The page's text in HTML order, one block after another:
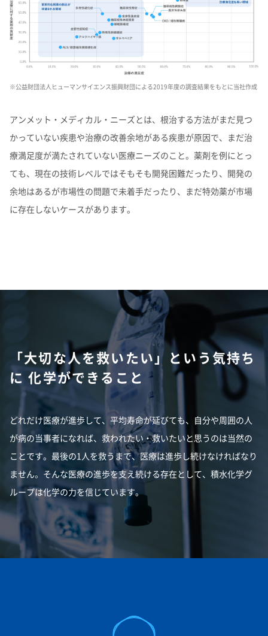
SEKISUI｜Connect with
コーポレート・ベンチャー・キ
企業広告
女子陸上競技部
挑戦のTASUKI
住宅受注速報
株式に関するお手続きのご案内
定款・株式取扱規則
電子公告
さらなる成長へ
株主還元について
IRカレンダー
IRお問い合わせ
株主・投資家情報サイトマップ
用語集
IRポリシー
免責事項
投資家コミュニケーション一覧
社長メッセージ
早わかり！
サステナビリティレポート202
5
事業セグメント
※公益財団法人ヒューマンサイエンス振興財団による2019年度の調査結果をもとに当社作成
アンメット・メディカル・ニーズとは、根治する方法がまだ見つ
かっていない疾患や治療の改善余地がある疾患が原因で、まだ治
療満足度が満たされていない医療ニーズのこと。薬剤を例にとっ
ても、現在の技術レベルではそもそも開発困難だったり、開発の
余地はあるが市場性の問題で未着手だったり、まだ特効薬が市場
に存在しないケースがあります。
「大切な人を救いたい」という気持ち
に 化学ができること
どれだけ医療が進歩して、平均寿命が延びても、自分や周囲の人
が病の当事者になれば、救われたい・救いたいと思うのは当然の
ことです。最後の1人を救うまで、医療は進歩し続けなければなり
ません。そんな医療の進歩を支え続ける存在として、積水化学グ
ループは化学の力を信じています。